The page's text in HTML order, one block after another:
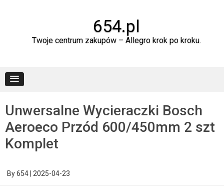
654.pl
Twoje centrum zakupów – Allegro krok po kroku.
Unwersalne Wycieraczki Bosch
Aeroeco Przód 600/450mm 2 szt
Komplet
By654 2025-04-23